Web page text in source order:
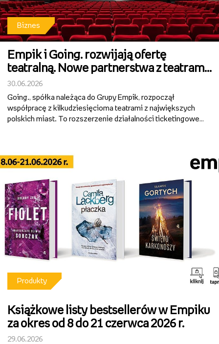
Biznes
Empik i Going. rozwijają ofertę
teatralną. Nowe partnerstwa z teatrami
w całej Polsce
30.06.2026
Going., spółka należąca do Grupy Empik, rozpoczął
współpracę z kilkudziesięcioma teatrami z największych
polskich miast. To rozszerzenie działalności ticketingowej
Produkty
Książkowe listy bestsellerów w Empiku
za okres od 8 do 21 czerwca 2026 r.
29.06.2026